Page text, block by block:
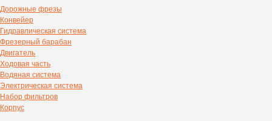
Дорожные фрезы
Конвейер
Гидравлическая система
Фрезерный барабан
Двигатель
Ходовая часть
Водяная система
Электрическая система
Набор фильтров
Корпус